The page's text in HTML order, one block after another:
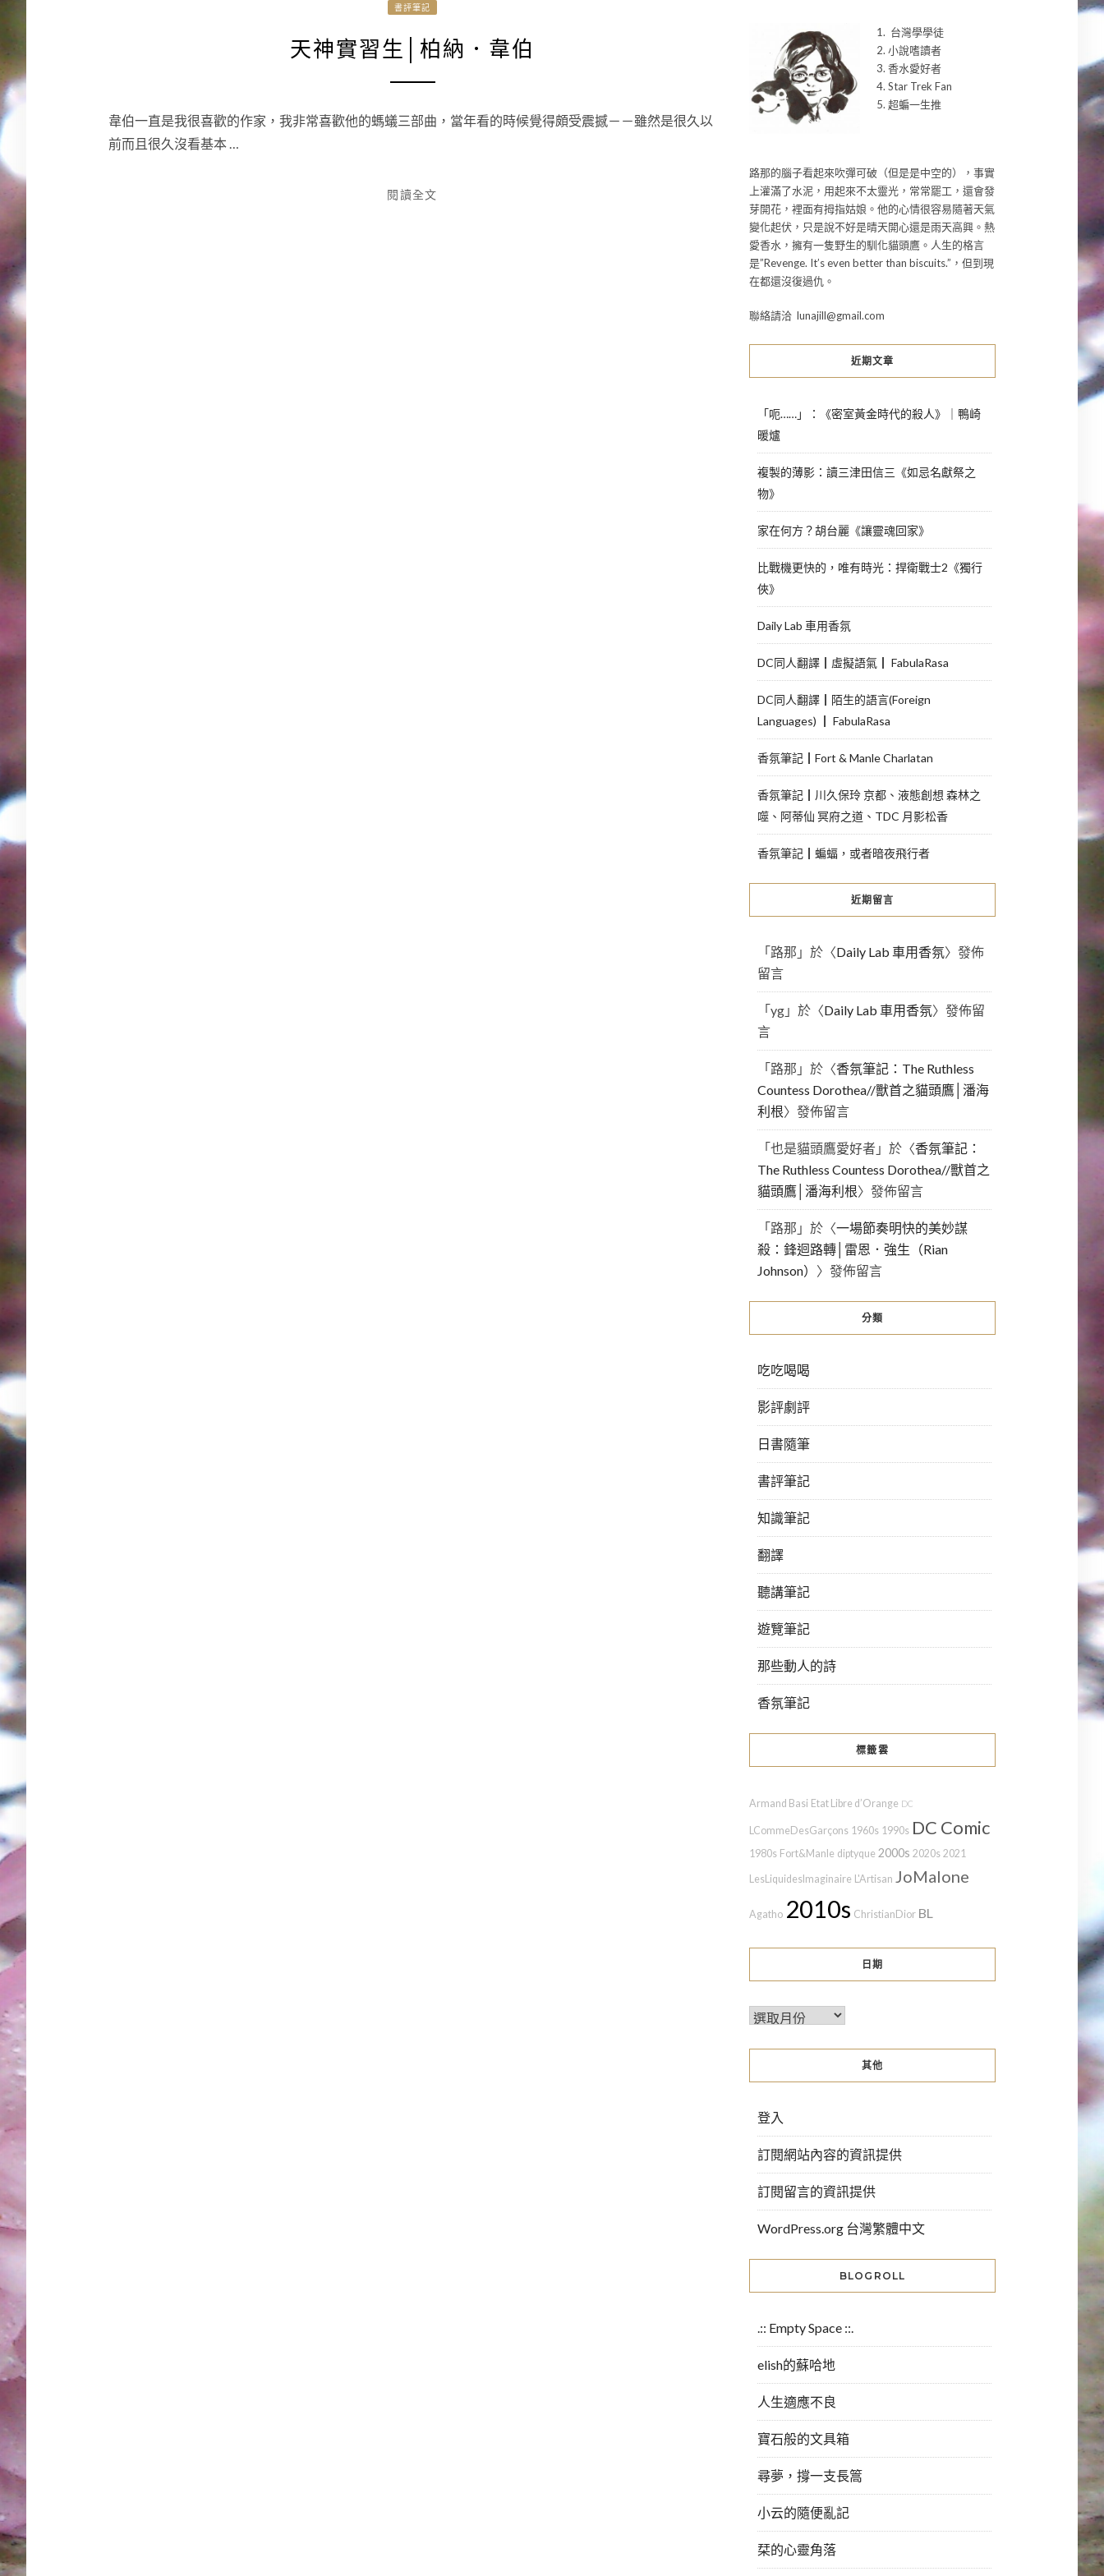
書評筆記
天神實習生│柏納．韋伯
韋伯一直是我很喜歡的作家，我非常喜歡他的螞蟻三部曲，當年看的時候覺得頗受震撼－－雖然是很久以
前而且很久沒看基本 …
閱讀全文
1. 台灣學學徒
2. 小說嗜讀者
3. 香水愛好者
4. Star Trek Fan
5. 超蝙一生推
路那的腦子看起來吹彈可破（但是是中空的），事實
上灌滿了水泥，用起來不太靈光，常常罷工，還會發
芽開花，裡面有拇指姑娘。他的心情很容易隨著天氣
變化起伏，只是說不好是晴天開心還是雨天高興。熱
愛香水，擁有一隻野生的馴化貓頭鷹。人生的格言
是”Revenge. It’s even better than biscuits.”，但到現
在都還沒復過仇。
聯絡請洽 lunajill@gmail.com
近期文章
「呃……」：《密室黃金時代的殺人》｜鴨崎
暖爐
複製的薄影：讀三津田信三《如忌名獻祭之
物》
家在何方？胡台麗《讓靈魂回家》
比戰機更快的，唯有時光：捍衛戰士2《獨行
俠》
Daily Lab 車用香氛
DC同人翻譯┃虛擬語氣┃ FabulaRasa
DC同人翻譯┃陌生的語言(Foreign
Languages) ┃ FabulaRasa
香氛筆記┃Fort & Manle Charlatan
香氛筆記┃川久保玲 京都、液態創想 森林之
噬、阿蒂仙 冥府之道、TDC 月影松香
香氛筆記┃蝙蝠，或者暗夜飛行者
近期留言
「路那 」於〈Daily Lab 車用香氛〉發佈
留言
「yg 」於〈Daily Lab 車用香氛〉發佈留
言
「路那 」於〈香氛筆記：The Ruthless
Countess Dorothea//獸首之貓頭鷹│潘海
利根〉發佈留言
「也是貓頭鷹愛好者 」於〈香氛筆記：
The Ruthless Countess Dorothea//獸首之
貓頭鷹│潘海利根〉發佈留言
「路那 」於〈一場節奏明快的美妙謀
殺：鋒迴路轉│雷恩．強生（Rian
Johnson） 〉發佈留言
分類
吃吃喝喝
影評劇評
日書隨筆
書評筆記
知識筆記
翻譯
聽講筆記
遊覽筆記
那些動人的詩
香氛筆記
標籤雲
Armand Basi Etat Libre d’Orange DC
LCommeDesGarçons 1960s 1990s DC Comic
1980s Fort&Manle diptyque 2000s 2020s 2021
LesLiquidesImaginaire L'Artisan JoMalone
Agatho 2010s ChristianDior BL
日期
其他
登入
訂閱網站內容的資訊提供
訂閱留言的資訊提供
WordPress.org 台灣繁體中文
BLOGROLL
.:: Empty Space ::.
elish的蘇哈地
人生適應不良
寶石般的文具箱
尋夢，撐一支長篙
小云的隨便亂記
栞的心靈角落